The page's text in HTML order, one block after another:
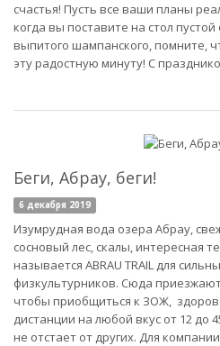
счастья! Пусть все ваши планы
когда вы поставите на стол
выпитого шампанского, помните,
эту радостную минуту! С
Беги, Абрау, беги!
6 декабря 2019
Изумрудная вода озера Абрау,
сосновый лес, скалы, интересная
называется ABRAU TRAIL для
физкультурников. Сюда
чтобы приобщиться к ЗОЖ,
дистанции на любой вкус от 12 до
не отстает от других. Для